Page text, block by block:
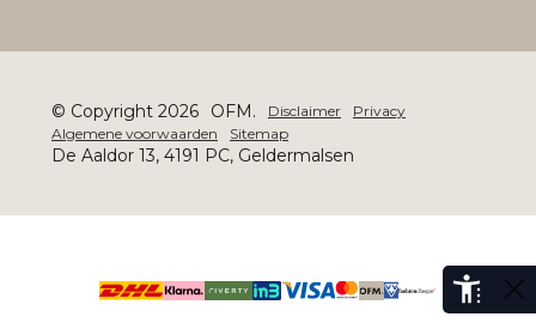
© Copyright 2026 OFM. Disclaimer
Privacy
Algemene voorwaarden
Sitemap
De Aaldor 13, 4191 PC, Geldermalsen